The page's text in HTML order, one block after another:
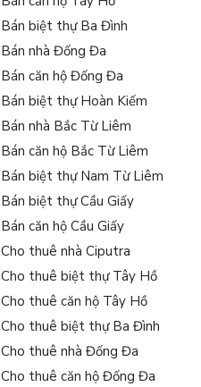
Bán biệt thự Ba Đình
Bán nhà Đống Đa
Bán căn hộ Đống Đa
Bán biệt thự Hoàn Kiếm
Bán nhà Bắc Từ Liêm
Bán căn hộ Bắc Từ Liêm
Bán biệt thự Nam Từ Liêm
Bán biệt thự Cầu Giấy
Bán căn hộ Cầu Giấy
Cho thuê nhà Ciputra
Cho thuê biệt thự Tây Hồ
Cho thuê căn hộ Tây Hồ
Cho thuê biệt thự Ba Đình
Cho thuê nhà Đống Đa
Cho thuê căn hộ Đống Đa